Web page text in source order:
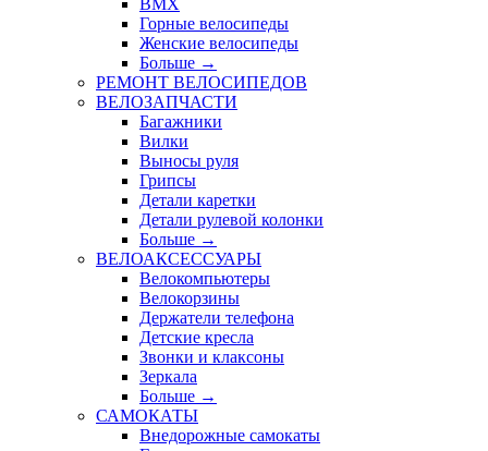
BMX
Горные велосипеды
Женские велосипеды
Больше →
РЕМОНТ ВЕЛОСИПЕДОВ
ВЕЛОЗАПЧАСТИ
Багажники
Вилки
Выносы руля
Грипсы
Детали каретки
Детали рулевой колонки
Больше →
ВЕЛОАКСЕССУАРЫ
Велокомпьютеры
Велокорзины
Держатели телефона
Детские кресла
Звонки и клаксоны
Зеркала
Больше →
САМОКАТЫ
Внедорожные самокаты